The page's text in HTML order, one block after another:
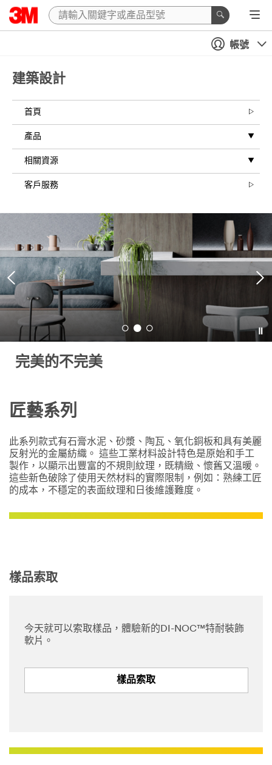
帳號
建築設計
首頁
產品
相關資源
客戶服務
完美的不完美
匠藝系列
此系列款式有石膏水泥、砂漿、陶瓦、氧化銅板和具有美麗
反射光的金屬紡織。 這些工業材料設計特色是原始和手工
製作，以顯示出豐富的不規則紋理，既精緻、懷舊又溫暖。
這些新色破除了使用天然材料的實際限制，例如：熟練工匠
的成本，不穩定的表面紋理和日後維護難度。
樣品索取
今天就可以索取樣品，體驗新的DI-NOC™特耐裝飾
軟片。
樣品索取